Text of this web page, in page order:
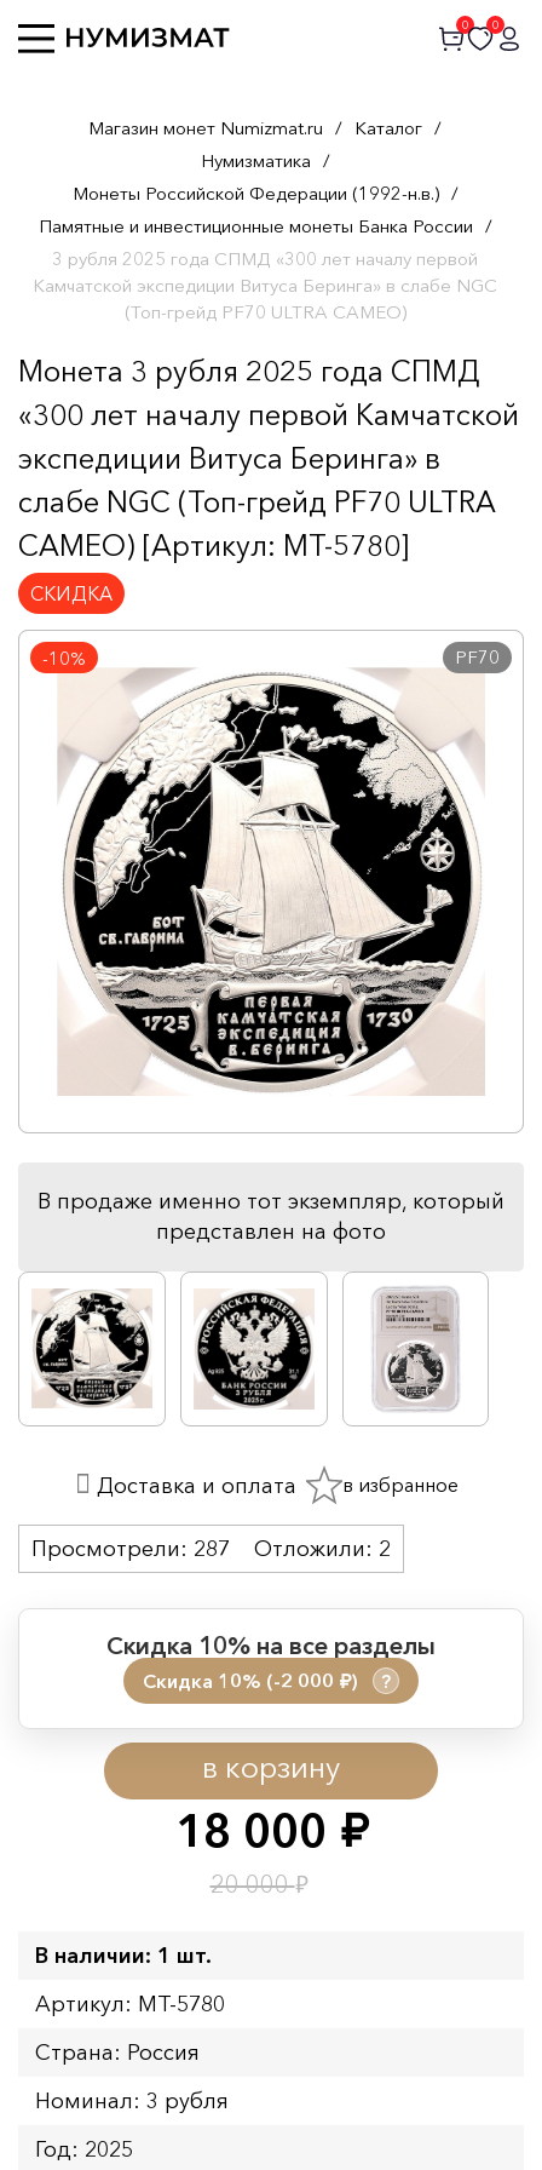
0 0
Магазин монет Numizmat.ru / Каталог /
Нумизматика /
Монеты Российской Федерации (1992-н.в.) /
Памятные и инвестиционные монеты Банка России /
3 рубля 2025 года СПМД «300 лет началу первой
Камчатской экспедиции Витуса Беринга» в слабе NGC
(Топ-грейд PF70 ULTRA CAMEO)
Монета 3 рубля 2025 года СПМД
«300 лет началу первой Камчатской
экспедиции Витуса Беринга» в
слабе NGC (Топ-грейд PF70 ULTRA
CAMEO) [Артикул: MT-5780]
СКИДКА
-10% PF70
В продаже именно тот экземпляр, который
представлен на фото
18 000 руб.
20 000₽
в корзину
Скидка 10% на все разделы
Скидка 10% (-2 000 руб.) ?
Период действия акции:
Начало:
08.08.2026 00:01
Окончание:
09.08.2026 23:59
Время до окончания:
Просмотрели: 287 Отложили: 2
Доставка и оплата в избранное
В наличии: 1 шт.
Артикул: MT-5780
Страна: Россия
Номинал: 3 рубля
Год: 2025